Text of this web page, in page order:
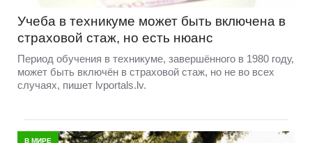
Учеба в техникуме может быть включена в
страховой стаж, но есть нюанс
Период обучения в техникуме, завершённого в 1980 году,
может быть включён в страховой стаж, но не во всех
случаях, пишет lvportals.lv.
В МИРЕ